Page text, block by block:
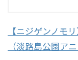
【ニジゲンノモ
（淡路島公園ア